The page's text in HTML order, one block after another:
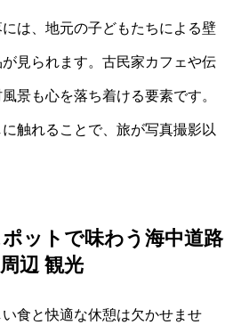
は、地元の子どもたちによる壁
見られます。古民家カフェや伝
景も心を落ち着ける要素です。
触れることで、旅が写真撮影以
ットで味わう海中道路
周辺 観光
食と快適な休憩は欠かせませ